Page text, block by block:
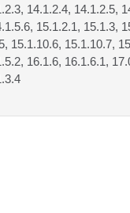
14.1.2.4, 14.1.2.5,
15.1.2.1, 15.1.3,
15.1.10.7,
16.1.6, 16.1.6.1,